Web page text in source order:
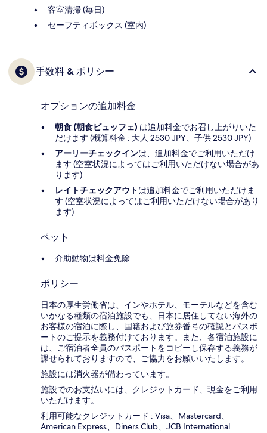
客室清掃 (毎日)
セーフティボックス (室内)
手数料 & ポリシー
オプションの追加料金
朝食 (朝食ビュッフェ) は追加料金でお召し上がりいた
だけます (概算料金 : 大人 2530 JPY、子供 2530 JPY)
アーリーチェックインは、追加料金でご利用いただけ
ます (空室状況によってはご利用いただけない場合があ
ります)
レイトチェックアウトは追加料金でご利用いただけま
す (空室状況によってはご利用いただけない場合があり
ます)
ペット
介助動物は料金免除
ポリシー
日本の厚生労働省は、インやホテル、モーテルなどを含む
いかなる種類の宿泊施設でも、日本に​居住してない海外の
お客様の宿泊に際し、国籍および旅券番号の確認とパスポ
ートのご提示を義務付け​ております。また、各宿泊施設に
は、ご宿泊者全員のパスポートをコピーし保存する義務が
課せられておりますの​で、ご協力をお願いいたします。
施設には消火器が備わっています。
施設でのお支払いには、クレジットカード、現金をご利用
いただけます。
利用可能なクレジットカード : Visa、Mastercard、
American Express、Diners Club、JCB International